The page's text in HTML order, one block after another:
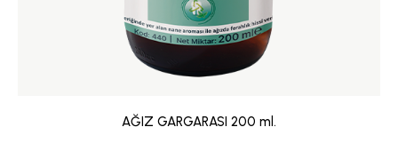
AĞIZ GARGARASI 200 ml.